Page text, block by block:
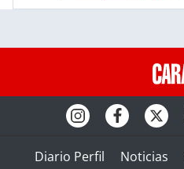
Diario Perfil Noticias